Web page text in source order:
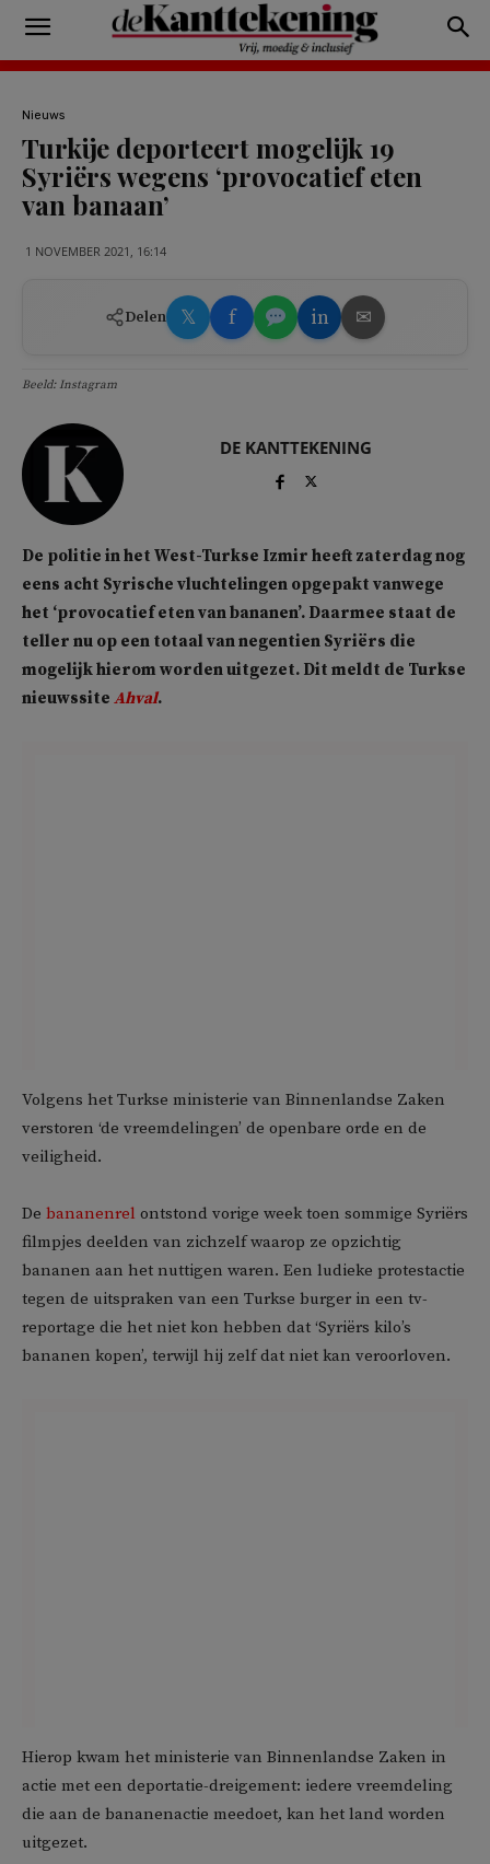
Nieuws
Turkije deporteert mogelijk 19
Syriërs wegens ‘provocatief eten
van banaan’
1 NOVEMBER 2021, 16:14
Delen 𝕏 f in ✉
Beeld: Instagram
DE KANTTEKENING
De politie in het West-Turkse Izmir heeft zaterdag nog
eens acht Syrische vluchtelingen opgepakt vanwege
het ‘provocatief eten van bananen’. Daarmee staat de
teller nu op een totaal van negentien Syriërs die
mogelijk hierom worden uitgezet. Dit meldt de Turkse
nieuwssite Ahval.
Volgens het Turkse ministerie van Binnenlandse Zaken
verstoren ‘de vreemdelingen’ de openbare orde en de
veiligheid.
De bananenrel ontstond vorige week toen sommige Syriërs
filmpjes deelden van zichzelf waarop ze opzichtig
bananen aan het nuttigen waren. Een ludieke protestactie
tegen de uitspraken van een Turkse burger in een tv-
reportage die het niet kon hebben dat ‘Syriërs kilo’s
bananen kopen’, terwijl hij zelf dat niet kan veroorloven.
Hierop kwam het ministerie van Binnenlandse Zaken in
actie met een deportatie-dreigement: iedere vreemdeling
die aan de bananenactie meedoet, kan het land worden
uitgezet.